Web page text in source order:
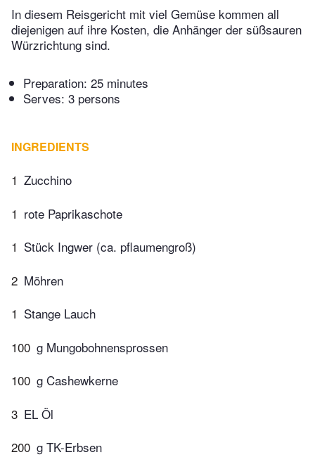
In diesem Reisgericht mit viel Gemüse kommen all
diejenigen auf ihre Kosten, die Anhänger der süßsauren
Würzrichtung sind.
Preparation: 25 minutes
Serves: 3 persons
INGREDIENTS
1 Zucchino
1 rote Paprikaschote
1 Stück Ingwer (ca. pflaumengroß)
2 Möhren
1 Stange Lauch
100 g Mungobohnensprossen
100 g Cashewkerne
3 EL Öl
200 g TK-Erbsen